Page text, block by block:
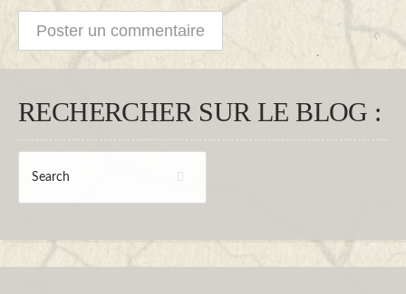
RECHERCHER SUR LE BLOG :